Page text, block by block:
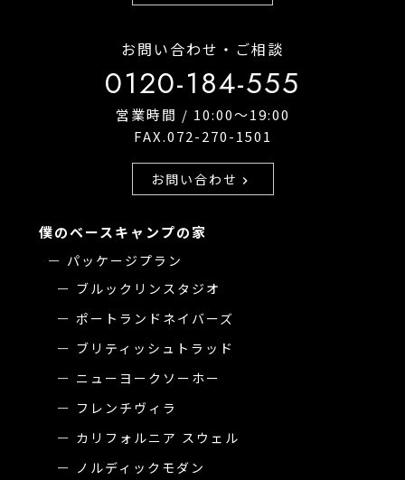
お問い合わせ・ご相談
0120-184-555
営業時間 / 10:00〜19:00
FAX.072-270-1501
お問い合わせ chevron_right
僕のベースキャンプの家
パッケージプラン
ブルックリンスタジオ
ポートランドネイバーズ
ブリティッシュトラッド
ニューヨークソーホー
フレンチヴィラ
カリフォルニア スウェル
ノルディックモダン